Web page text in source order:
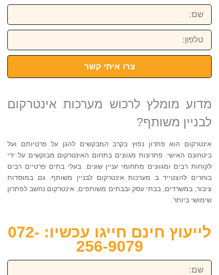
שם:
טלפון:
צרו איתי קשר
מדוע מומלץ לרכוש מערכות אינטרקום
לבניין משותף?
אינטרקום הוא פתרון נפוץ בקרב המבקשים להגן על פרטיותם ועל
ביטחונם האישי. פתרונות מגוונים בתחום האינטרקום מבוקשים על ידי
לקוחות רבים ומגוונים מתחומי עניין שונים. בעלי בתים פרטיים רבים
בוחרים להצטייד ב מערכות אינטרקום לבניין משותף. גם במוסדות
ציבור, במשרדים, בבתי עסק ובבתים משותפים, אינטרקום נחשב לפתרון
שימושי ביותר.
לייעוץ חינם חייגו עכשיו: 072-
256-9079
שם: